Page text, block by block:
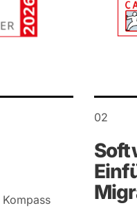
02